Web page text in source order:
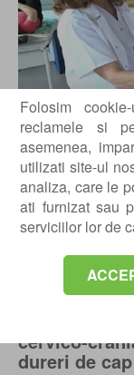
Folosim
reclamele si
asemenea,
utilizati site-ul
analiza, care le
ati furnizat sau
serviciilor lor de
Masuri de
modelelor
I. ICD -
deficiente
Domeniul
II. ICD -
cervico-
dureri de cap